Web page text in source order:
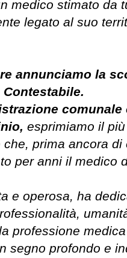
medico stimato da
legato al suo
annunciamo la
Contestabile.
esprimiamo il
prima ancora di
per anni il medico
e operosa, ha
professione
segno profondo e